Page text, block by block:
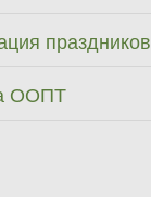
праздников
ООПТ